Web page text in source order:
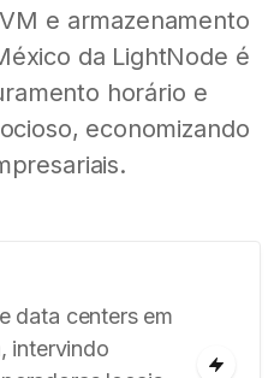
e armazenamento
da LightNode é
horário e
economizando
data centers em
intervindo